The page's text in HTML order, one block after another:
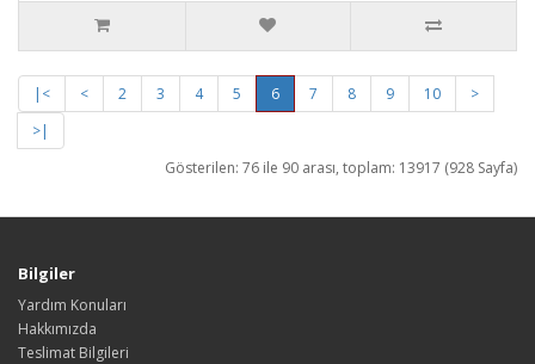
|< < 2 3 4 5 6 7 8 9 10
>
>|
Gösterilen: 76 ile 90 arası, toplam: 13917 (928 Sayfa)
Bilgiler
Yardım Konuları
Hakkımızda
Teslimat Bilgileri